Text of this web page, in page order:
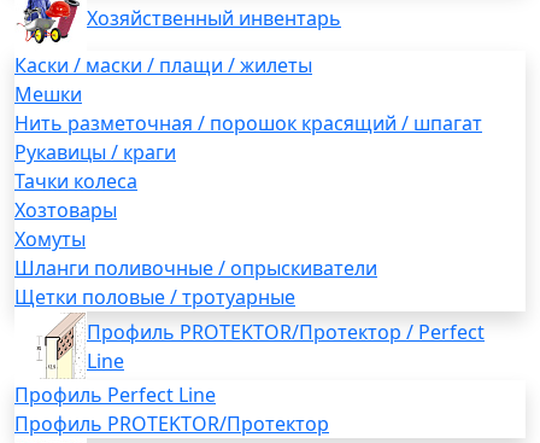
Хозяйственный инвентарь
Каски / маски / плащи / жилеты
Мешки
Нить разметочная / порошок красящий / шпагат
Рукавицы / краги
Тачки колеса
Хозтовары
Хомуты
Шланги поливочные / опрыскиватели
Щетки половые / тротуарные
Профиль PROTEKTOR/Протектор / Perfect
Line
Профиль Perfect Line
Профиль PROTEKTOR/Протектор